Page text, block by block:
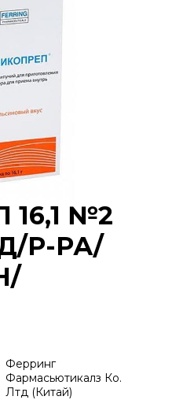
№2
Р-РА/
Ферринг
Фармасьютикалз Ко.
Лтд (Китай)